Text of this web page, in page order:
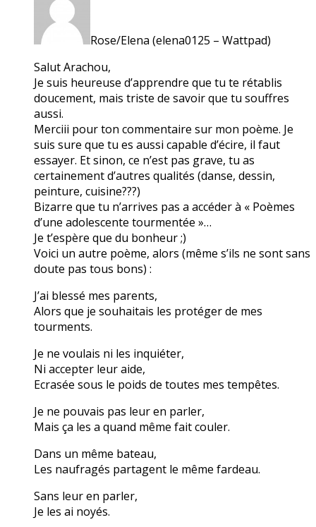
Rose/Elena (elena0125 – Wattpad)
Salut Arachou,
Je suis heureuse d’apprendre que tu te rétablis
doucement, mais triste de savoir que tu souffres
aussi.
Merciii pour ton commentaire sur mon poème. Je
suis sure que tu es aussi capable d’écire, il faut
essayer. Et sinon, ce n’est pas grave, tu as
certainement d’autres qualités (danse, dessin,
peinture, cuisine???)
Bizarre que tu n’arrives pas a accéder à « Poèmes
d’une adolescente tourmentée »…
Je t’espère que du bonheur ;)
Voici un autre poème, alors (même s’ils ne sont sans
doute pas tous bons) :
J’ai blessé mes parents,
Alors que je souhaitais les protéger de mes
tourments.
Je ne voulais ni les inquiéter,
Ni accepter leur aide,
Ecrasée sous le poids de toutes mes tempêtes.
Je ne pouvais pas leur en parler,
Mais ça les a quand même fait couler.
Dans un même bateau,
Les naufragés partagent le même fardeau.
Sans leur en parler,
Je les ai noyés.